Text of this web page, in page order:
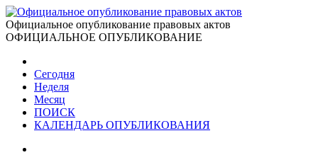
Официальное опубликование правовых актов
ОФИЦИАЛЬНОЕ ОПУБЛИКОВАНИЕ
Сегодня
Неделя
Месяц
ПОИСК
КАЛЕНДАРЬ ОПУБЛИКОВАНИЯ